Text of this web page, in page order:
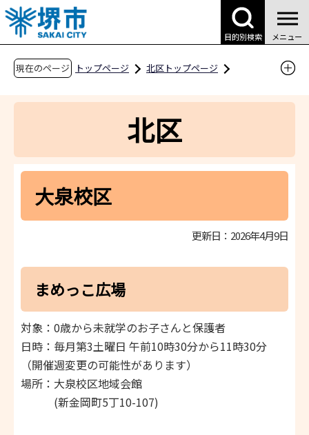
こ
の
ペ
目的別検索 メニュー
現在のページ トップページ
北区トップページ
ひろば・サークル
校区別子育てサークル
大泉校区
北区
大泉校区
更新日：2026年4月9日
まめっこ広場
対象：0歳から未就学のお子さんと保護者
日時：毎月第3土曜日 午前10時30分から11時30分
（開催週変更の可能性があります）
場所：大泉校区地域会館
(新金岡町5丁10-107)